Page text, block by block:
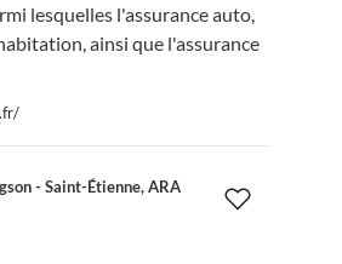
lesquelles l'assurance auto,
ainsi que l'assurance
- Saint-Étienne, ARA